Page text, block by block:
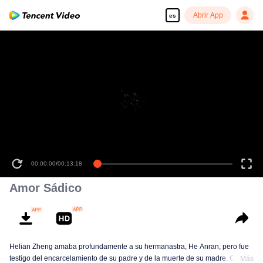
es Abrir App
00:00:00/00:13:18
Amor Sádico
Helian Zheng amaba profundamente a su hermanastra, He Anran, pero fue
testigo del encarcelamiento de su padre y de la muerte de su madre. CincoMás